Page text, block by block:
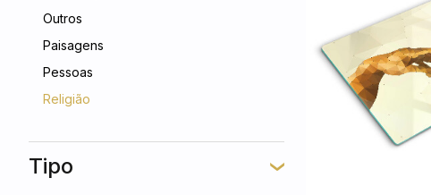
Outros
Paisagens
Pessoas
Religião
Tipo